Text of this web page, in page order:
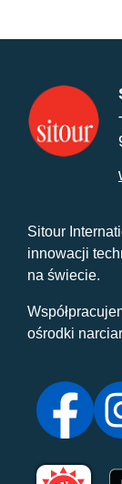
Sitour
innowacji
na świecie.
ośrodki